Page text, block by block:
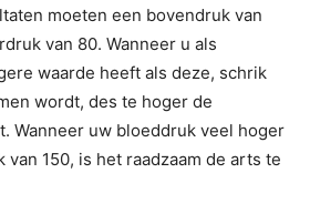
moeten een bovendruk van
van 80. Wanneer u als
waarde heeft als deze, schrik
wordt, des te hoger de
Wanneer uw bloeddruk veel hoger
van 150, is het raadzaam de arts te